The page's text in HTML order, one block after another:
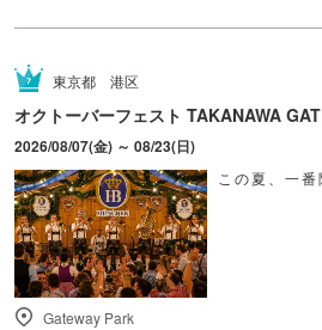
東京都 港区
オクトーバーフェスト TAKANAWA
2026/08/07(金) ～ 08/23(日)
この夏、一
Gateway Park